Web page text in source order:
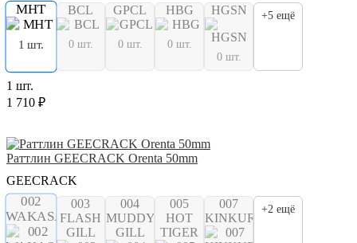
MHT
1 шт.
BCL
0 шт.
GPCL
0 шт.
HBG
0 шт.
HGSN
0 шт.
+5 ещё
1 шт.
1 710 ₽
Раттлин GEECRACK Orenta 50mm
GEECRACK
002
WAKASAGI
003
FLASH
GILL
004
MUDDY
GILL
005
HOT
TIGER
007
KINKURO
+2 ещё